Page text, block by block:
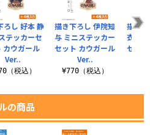
ろし 好本 静
テッカーセ
カウガール
Ver..
（税込）
描き下ろし 伊院知
与 ミニステッカー
セット カウガール
Ver..
¥770（税込）
描き
衣 ミ
セッ
の商品